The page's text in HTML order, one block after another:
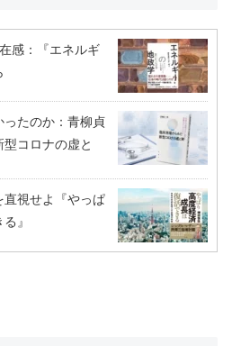
感：『エネルギ
ったのか：青柳貞
コロナの虚と
直視せよ『やっぱ
』